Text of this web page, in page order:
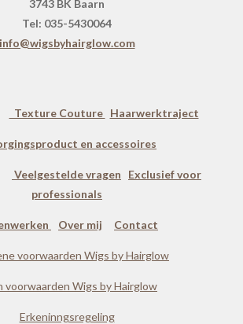
3743 BK Baarn
Tel: 035-5430064
info@wigsbyhairglow.com
Texture Couture Haarwerktraject
en accessoires
Veelgestelde vragen
Exclusief voor
professionals
Over mij Contact
voorwaarden Wigs by Hairglow
voorwaarden Wigs by Hairglow
Erkeninngsregeling